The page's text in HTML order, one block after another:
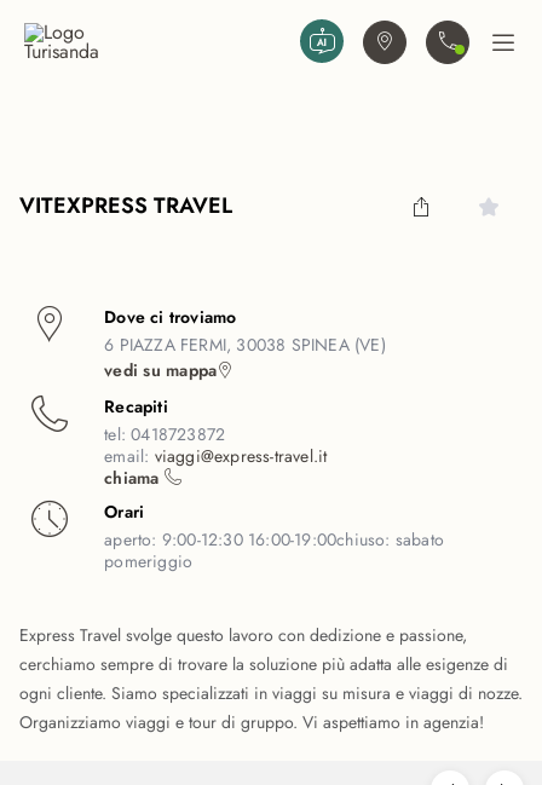
Trova agenziaContattaciApri
VITEXPRESS TRAVEL
Dove ci troviamo
6 PIAZZA FERMI, 30038 SPINEA (VE)
vedi su mappa
Recapiti
tel:0418723872
email: viaggi@express-travel.it
chiama
Orari
aperto: 9:00-12:30 16:00-19:00chiuso: sabato
pomeriggio
Express Travel svolge questo lavoro con dedizione e passione,
cerchiamo sempre di trovare la soluzione più adatta alle esigenze di
ogni cliente. Siamo specializzati in viaggi su misura e viaggi di nozze.
Organizziamo viaggi e tour di gruppo. Vi aspettiamo in agenzia!